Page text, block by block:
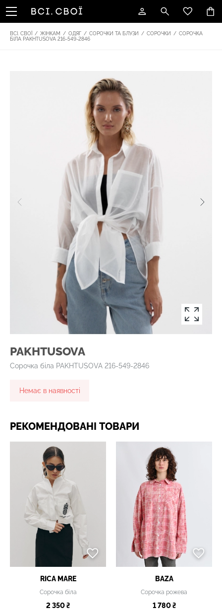
ВСІ. СВОЇ / ЖІНКАМ / ОДЯГ / СОРОЧКИ ТА БЛУЗИ / СОРОЧКИ / СОРОЧКА
БІЛА PAKHTUSOVA 216-549-2846
PAKHTUSOVA
Сорочка біла PAKHTUSOVA 216-549-2846
Немає в наявності
РЕКОМЕНДОВАНІ ТОВАРИ
RICA MARE
Сорочка біла
2 350 ₴
BAZA
Сорочка рожева
1 780 ₴